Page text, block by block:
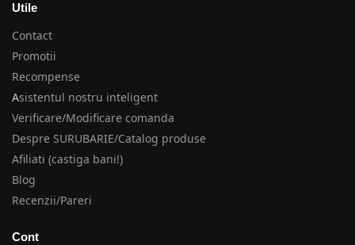
Utile
Contact
Promotii
Recompense
Asistentul nostru inteligent
Verificare/Modificare comanda
Despre SURUBARIE/Catalog produse
Afiliati (castiga bani!)
Blog
Recenzii/Pareri
Cont